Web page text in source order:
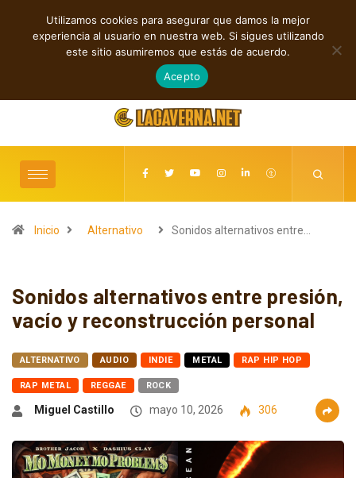
TENDENCIAS
Entre la Melodía y la Rebeldía
agosto 9, 2026
Inicio Alternativo Sonidos alternativos entre…
Sonidos alternativos entre presión,
vacío y reconstrucción personal
ALTERNATIVO AUDIO INDIE METAL RAP HIP HOP
RAP METAL REGGAE ROCK
Miguel Castillo mayo 10, 2026 306
Utilizamos cookies para asegurar que damos la mejor
experiencia al usuario en nuestra web. Si sigues utilizando
este sitio asumiremos que estás de acuerdo.
Acepto